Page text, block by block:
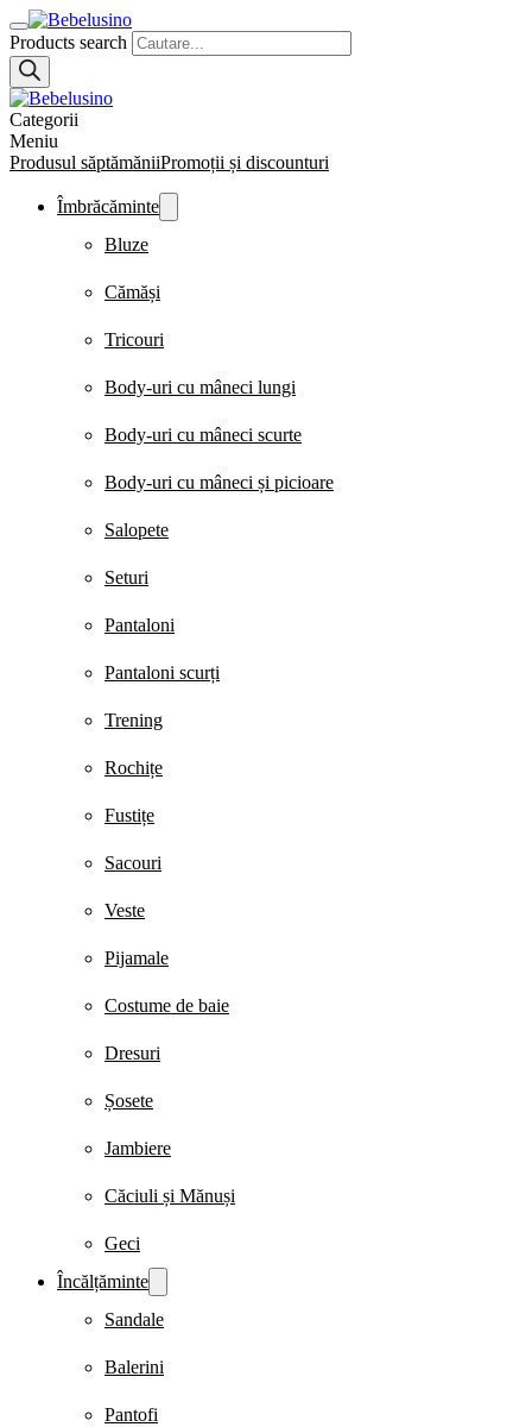
Products search
Categorii
Meniu
Produsul săptămăniiPromoții și discounturi
Îmbrăcăminte
Bluze
Cămăși
Tricouri
Body-uri cu mâneci lungi
Body-uri cu mâneci scurte
Body-uri cu mâneci și picioare
Salopete
Seturi
Pantaloni
Pantaloni scurți
Trening
Rochițe
Fustițe
Sacouri
Veste
Pijamale
Costume de baie
Dresuri
Șosete
Jambiere
Căciuli și Mănuși
Geci
Încălțăminte
Sandale
Balerini
Pantofi